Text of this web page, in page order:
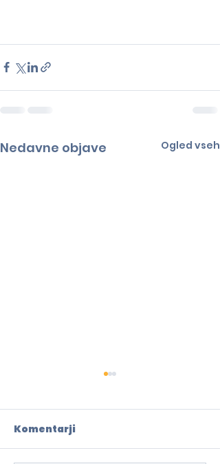
Nedavne objave Ogled vseh
Komentarji